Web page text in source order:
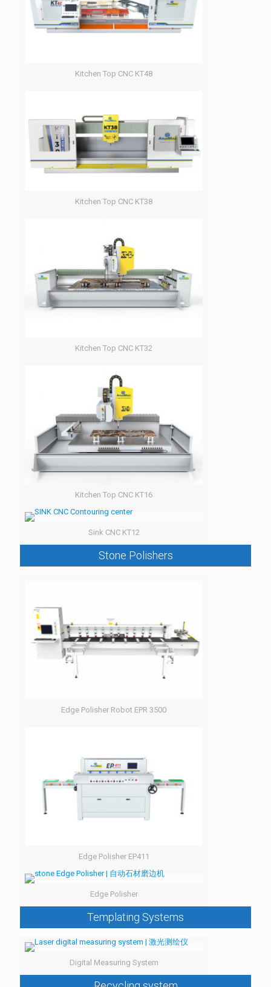
Kitchen Top CNC KT48
Kitchen Top CNC KT38
Kitchen Top CNC KT32
Kitchen Top CNC KT16
Sink CNC KT12
Stone Polishers
Edge Polisher Robot EPR 3500
Edge Polisher EP411
Edge Polisher
Templating Systems
Digital Measuring System